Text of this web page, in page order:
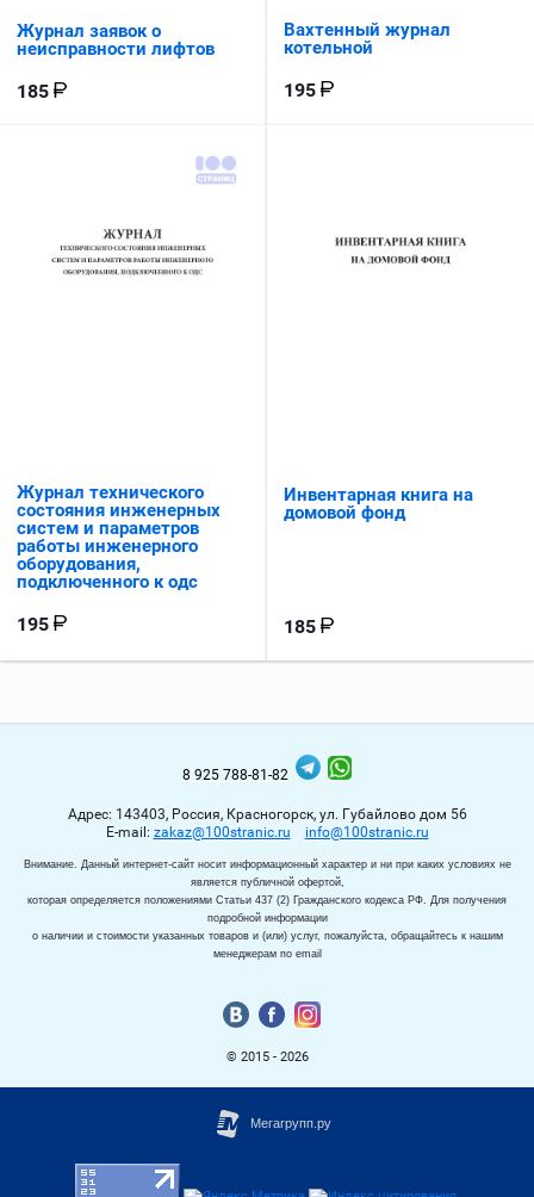
Журнал заявок о
неисправности лифтов
185
Вахтенный журнал
котельной
195
Журнал технического
состояния инженерных
систем и параметров
работы инженерного
оборудования,
подключенного к одс
195
Инвентарная книга на
домовой фонд
185
8 925 788-81-82
Адрес: 143403, Россия, Красногорск, ул. Губайлово дом 56
Е-mail: zakaz@100stranic.ru info@100stranic.ru
Внимание. Данный интернет-сайт носит информационный характер и ни при каких условиях не
является публичной офертой,
которая определяется положениями Статьи 437 (2) Гражданского кодекса РФ. Для получения
подробной информации
о наличии и стоимости указанных товаров и (или) услуг, пожалуйста, обращайтесь к нашим
менеджерам по email
© 2015 - 2026